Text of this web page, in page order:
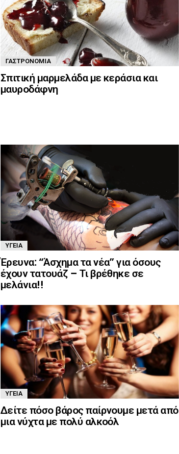
ΓΑΣΤΡΟΝΟΜΊΑ
Σπιτική μαρμελάδα με κεράσια και
μαυροδάφνη
ΥΓΕΊΑ
Έρευνα: “Άσχημα τα νέα” για όσους
έχουν τατουάζ – Τι βρέθηκε σε
μελάνια!!
ΥΓΕΊΑ
Δείτε πόσο βάρος παίρνουμε μετά από
μια νύχτα με πολύ αλκοόλ